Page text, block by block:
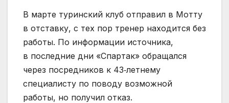
В марте туринский клуб отправил в Мотту
в отставку, с тех пор тренер находится без
работы. По информации источника,
в последние дни «Спартак» обращался
через посредников к 43‑летнему
специалисту по поводу возможной
работы, но получил отказ.